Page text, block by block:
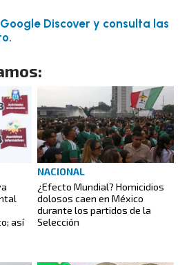
Discover y consulta las
así
NACIONAL
¿Efecto Mundial? Homicidios
dolosos caen en México
durante los partidos de la
Selección